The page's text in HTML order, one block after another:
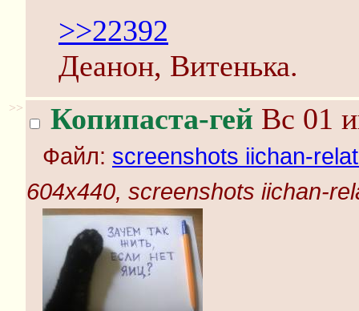
>>22392
Деанон, Витенька.
>> Копипаста-гей Вс 01
Файл: screenshots iichan-
604x440, screenshots iichan-